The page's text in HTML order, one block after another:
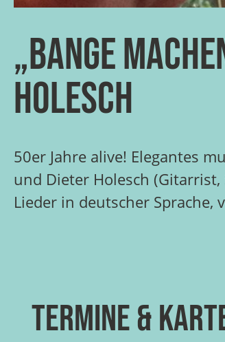
„Bange
Holesch
50er Jahre alive! Elegantes
und Dieter Holesch
Lieder in deutscher Sprache,
Termine &